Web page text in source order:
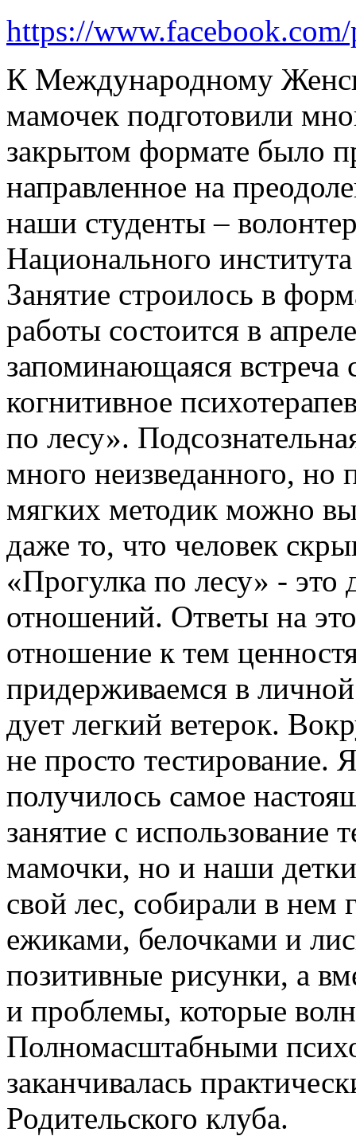
https://
К Международному
мамочек подготовили
закрытом формате было
направленное на
наши студенты –
Национального
Занятие строилось в
работы состоится в
запоминающаяся встреча
когнитивное
по лесу».
много неизведанного,
мягких методик можно
даже то, что человек
«Прогулка по лесу» - это
отношений. Ответы на
отношение к тем
придерживаемся в
дует легкий ветерок.
не просто тестирование.
получилось самое
занятие с использование
мамочки, но и наши
свой лес, собирали в нем
ежиками, белочками и
позитивные рисунки, а
и проблемы, которые
Полномасштабными
заканчивалась
Родительского клуба.